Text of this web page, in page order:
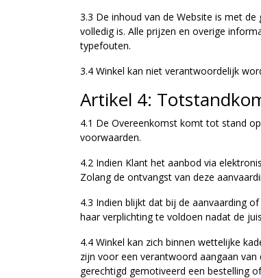
3.3 De inhoud van de Website is met
volledig is. Alle prijzen en overige
typefouten.
3.4 Winkel kan niet verantwoordelijk
Artikel 4:
4.1 De Overeenkomst komt tot stand
voorwaarden.
4.2 Indien Klant het aanbod via
Zolang de ontvangst van deze
4.3 Indien blijkt dat bij de aanvaarding
haar verplichting te voldoen nadat de
4.4 Winkel kan zich binnen wettelijke
zijn voor een verantwoord aangaan
gerechtigd gemotiveerd een bestelling